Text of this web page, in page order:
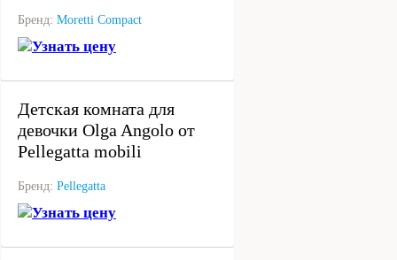
Бренд: Moretti Compact
Узнать цену
Детская комната для
девочки Olga Angolo от
Pellegatta mobili
Бренд: Pellegatta
Узнать цену